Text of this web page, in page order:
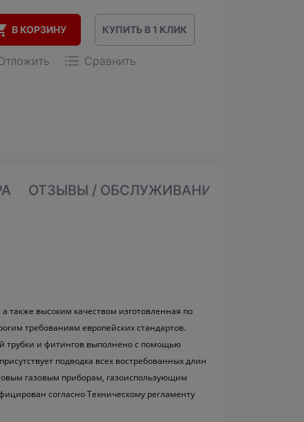
В КОРЗИНУ КУПИТЬ В 1 КЛИК
Сравнить
ОТЗЫВЫ / ОБСЛУЖИВАНИЕ
также высоким качеством изготовленная по
требованиям европейских стандартов.
трубки и фитингов выполнено с помощью
подводка всех востребованных длин
газовым приборам, газоиспользующим
согласно Техническому регламенту